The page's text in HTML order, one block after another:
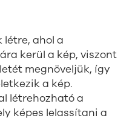
ahol a
kerül a kép, viszont
megnöveljük, így
a kép.
létrehozható a
képes lelassítani a